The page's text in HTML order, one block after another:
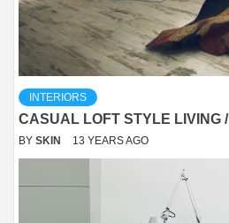
INTERIORS
CASUAL LOFT STYLE LIVING
BY SKIN 13 YEARS AGO